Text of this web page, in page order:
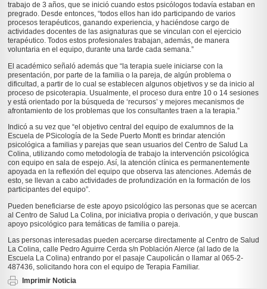
trabajo de 3 años, que se inició cuando estos psicólogos todavía estaban en
pregrado. Desde entonces, “todos ellos han ido participando de varios
procesos terapéuticos, ganando experiencia, y haciéndose cargo de
actividades docentes de las asignaturas que se vinculan con el ejercicio
terapéutico. Todos estos profesionales trabajan, además, de manera
voluntaria en el equipo, durante una tarde cada semana.”
El académico señaló además que “la terapia suele iniciarse con la
presentación, por parte de la familia o la pareja, de algún problema o
dificultad, a partir de lo cual se establecen algunos objetivos y se da inicio al
proceso de psicoterapia. Usualmente, el proceso dura entre 10 o 14 sesiones
y está orientado por la búsqueda de ‘recursos’ y mejores mecanismos de
afrontamiento de los problemas que los consultantes traen a la terapia.”
Indicó a su vez que “el objetivo central del equipo de exalumnos de la
Escuela de PSicología de la Sede Puerto Montt es brindar atención
psicológica a familias y parejas que sean usuarios del Centro de Salud La
Colina, utilizando como metodología de trabajo la intervención psicológica
con equipo en sala de espejo. Así, la atención clínica es permanentemente
apoyada en la reflexión del equipo que observa las atenciones. Además de
esto, se llevan a cabo actividades de profundización en la formación de los
participantes del equipo”.
Pueden beneficiarse de este apoyo psicológico las personas que se acercan
al Centro de Salud La Colina, por iniciativa propia o derivación, y que buscan
apoyo psicológico para temáticas de familia o pareja.
Las personas interesadas pueden acercarse directamente al Centro de Salud
La Colina, calle Pedro Aguirre Cerda s/n Población Alerce (al lado de la
Escuela La Colina) entrando por el pasaje Caupolicán o llamar al 065-2-
487436, solicitando hora con el equipo de Terapia Familiar.
Imprimir Noticia